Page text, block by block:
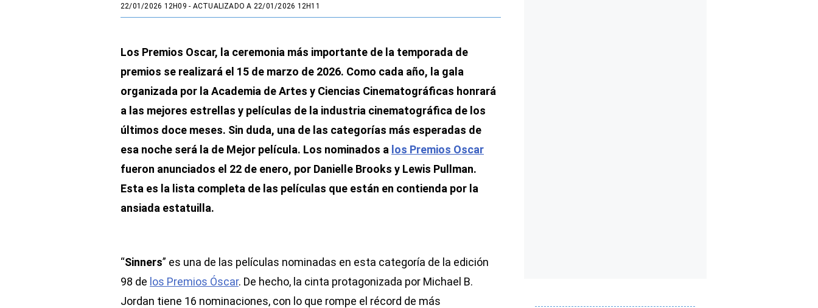
22/01/2026 12H09 - ACTUALIZADO A 22/01/2026 12H11
Los Premios Oscar, la ceremonia más importante de la temporada de
premios se realizará el 15 de marzo de 2026. Como cada año, la gala
organizada por la Academia de Artes y Ciencias Cinematográficas honrará
a las mejores estrellas y películas de la industria cinematográfica de los
últimos doce meses. Sin duda, una de las categorías más esperadas de
esa noche será la de Mejor película. Los nominados a los Premios Oscar
fueron anunciados el 22 de enero, por Danielle Brooks y Lewis Pullman.
Esta es la lista completa de las películas que están en contienda por la
ansiada estatuilla.
“Sinners” es una de las películas nominadas en esta categoría de la edición
98 de los Premios Óscar. De hecho, la cinta protagonizada por Michael B.
Jordan tiene 16 nominaciones, con lo que rompe el récord de más